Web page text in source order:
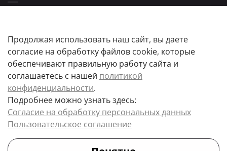
Пользовательское соглашение
Цены товаров и их количество, а так же комплектация и цвета носят
информационный характер.
Точную стоимость и наличие товара, уточняйте у менеджера.
Продолжая использовать наш сайт, вы даете
согласие на обработку файлов cookie, которые
обеспечивают правильную работу сайта и
соглашаетесь с нашей политикой
конфиденциальности.
Подробнее можно узнать здесь:
Согласие на обработку персональных данных
Пользовательское соглашение